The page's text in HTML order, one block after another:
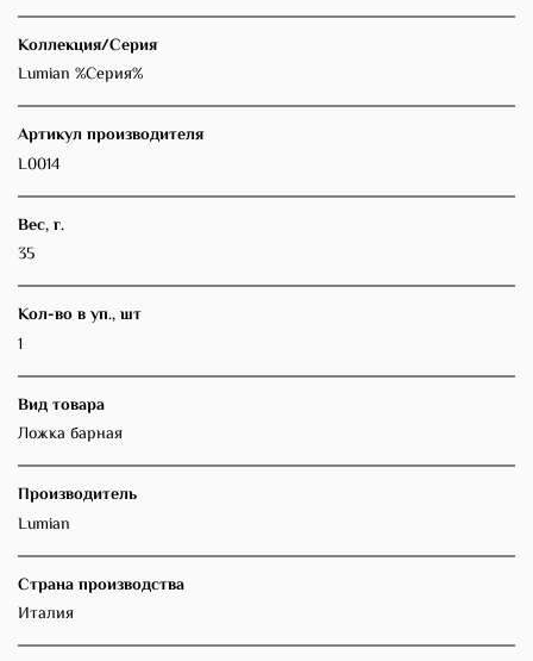
Коллекция/Серия
Lumian %Серия%
Артикул производителя
L0014
Вес, г.
35
Кол-во в уп., шт
1
Вид товара
Ложка барная
Производитель
Lumian
Страна производства
Италия